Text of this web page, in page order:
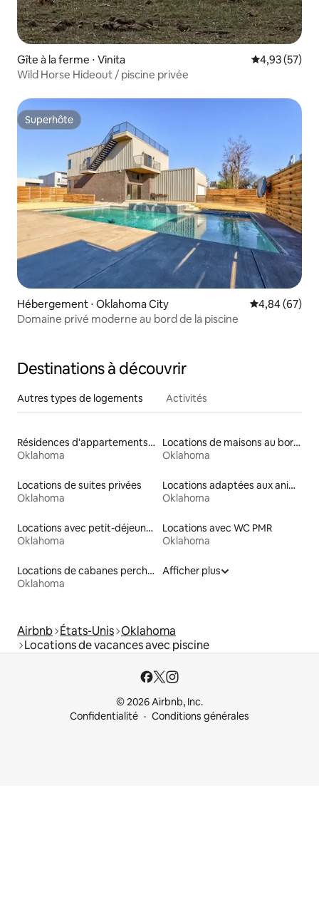
Gîte à la ferme ⋅ Vinita Évaluation
4,93 (57)
Wild Horse Hideout / piscine privée
Superhôte
Superhôte
Hébergement ⋅ Oklahoma City Évaluation
4,84 (67)
Domaine privé moderne au bord de la piscine
Destinations à découvrir
Autres types de logements Activités
Résidences d'appartements en location
Oklahoma
Locations de maisons au bord d'un lac
Oklahoma
Locations de suites privées
Oklahoma
Locations adaptées aux animaux
Oklahoma
Locations avec petit-déjeuner
Oklahoma
Locations avec WC PMR
Oklahoma
Locations de cabanes perchées
Oklahoma
Afficher plus
Airbnb États-Unis Oklahoma
Locations de vacances avec piscine
© 2026 Airbnb, Inc.
Confidentialité
Conditions générales